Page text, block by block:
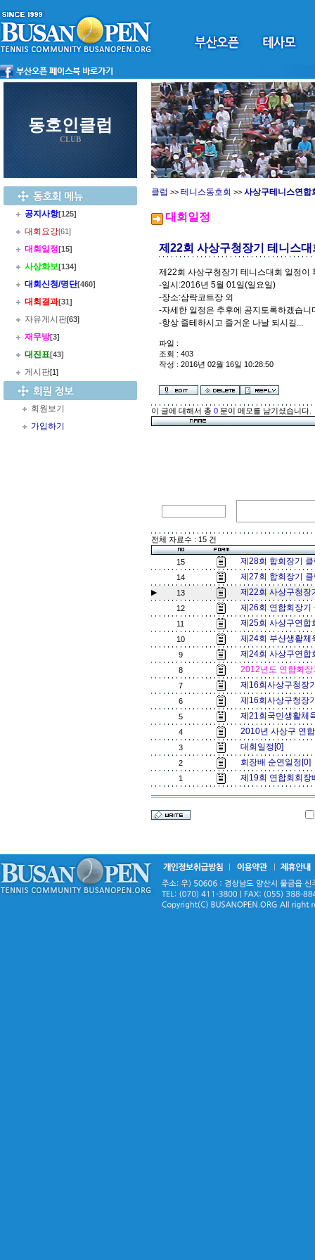
동호인클럽
CLUB
공지사항[125]
대회요강[61]
대회일정[15]
사상화보[134]
대회신청/명단[460]
대회결과[31]
자유게시판[63]
재무방[3]
대진표[43]
게시판[1]
회원보기
가입하기
클럽 >> 테니스동호회 >> 사상구테니스연합
대회일정
제22회 사상구청장기 테니스대
제22회 사상구청장기 테니스대회 일정이
-일시:2016년 5월 01일(일요일)
-장소:삼락코트장 외
-자세한 일정은 추후에 공지토록하겠습니
-항상 즐테하시고 즐거운 나날 되시길...
파일 :
조회 : 403
작성 : 2016년 02월 16일 10:28:50
이 글에 대해서 총 0 분이 메모를 남기셨습니다.
전체 자료수 : 15 건
15 제28회 합회장기
14 제27회 합회장기
▶ 13 제22회 사상구청장
12 제26회 연합회장
11 제25회 사상구연
10 제24회 부산생활
9 제24회 사상구연
8 2012년도 연합회
7 제16회사상구청장
6 제16회사상구청장
5 제21회국민생활체
4 2010년 사상구 연
3 대회일정[0]
2 회장배 순연일정[0]
1 제19회 연합회회